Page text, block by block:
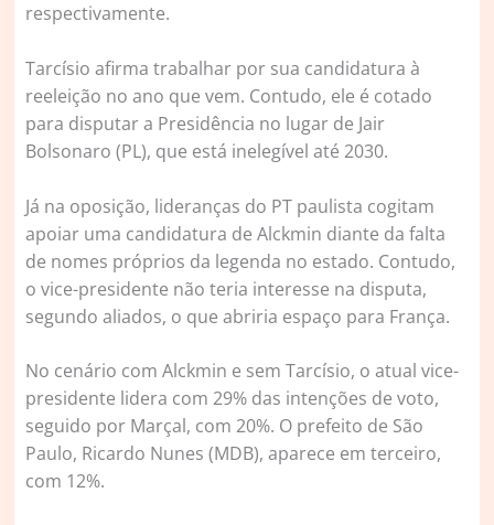
respectivamente.
Tarcísio afirma trabalhar por sua candidatura à
reeleição no ano que vem. Contudo, ele é cotado
para disputar a Presidência no lugar de Jair
Bolsonaro (PL), que está inelegível até 2030.
Já na oposição, lideranças do PT paulista cogitam
apoiar uma candidatura de Alckmin diante da falta
de nomes próprios da legenda no estado. Contudo,
o vice-presidente não teria interesse na disputa,
segundo aliados, o que abriria espaço para França.
No cenário com Alckmin e sem Tarcísio, o atual vice-
presidente lidera com 29% das intenções de voto,
seguido por Marçal, com 20%. O prefeito de São
Paulo, Ricardo Nunes (MDB), aparece em terceiro,
com 12%.